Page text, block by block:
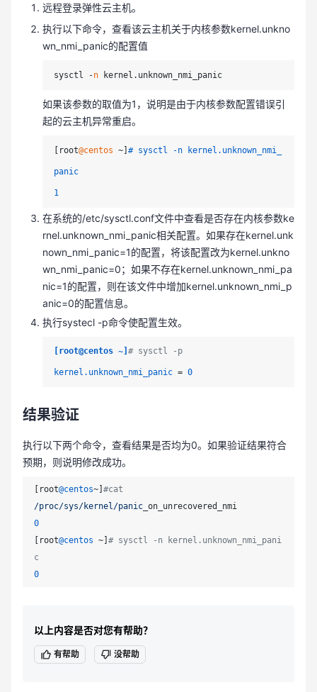
远程登录弹性云主机。
执行以下命令，查看该云主机关于内核参数kernel.unkno
wn_nmi_panic的配置值
sysctl -n kernel.unknown_nmi_panic
如果该参数的取值为1，说明是由于内核参数配置错误引
起的云主机异常重启。
[root@centos ~] # sysctl -n kernel.unknown_nmi_
panic
1
在系统的/etc/sysctl.conf文件中查看是否存在内核参数ke
rnel.unknown_nmi_panic相关配置。如果存在kernel.unk
nown_nmi_panic=1的配置，将该配置改为kernel.unkno
wn_nmi_panic=0；如果不存在kernel.unknown_nmi_pa
nic=1的配置，则在该文件中增加kernel.unknown_nmi_p
anic=0的配置信息。
执行systecl -p命令使配置生效。
[root@centos ~] # sysctl -p
kernel.unknown_nmi_panic = 0
结果验证
执行以下两个命令，查看结果是否均为0。如果验证结果符合
预期，则说明修改成功。
[root@centos~] #cat
/proc/sys/kernel/panic
_on_unrecovered_nmi
0
[root@centos ~] # sysctl -n kernel.unknown_nmi_pani
c
0
以上内容是否对您有帮助？
有帮助 没帮助